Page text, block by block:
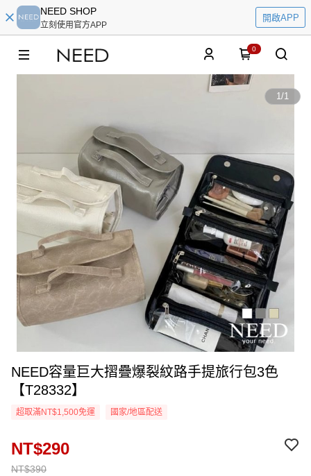
NEED SHOP
立刻使用官方APP
開啟APP
0
1/1
NEED容量巨大摺疊爆裂紋路手提旅行包3色
【T28332】
超取滿NT$1,500免運 國家/地區配送
NT$390
NT$290